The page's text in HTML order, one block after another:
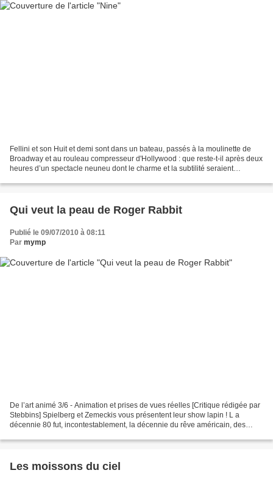
Fellini et son Huit et demi sont dans un bateau, passés à la moulinette de
Broadway et au rouleau compresseur d'Hollywood : que reste-t-il après deux
heures d’un spectacle neuneu dont le charme et la subtilité seraient
Qui veut la peau de Roger Rabbit
Publié le 09/07/2010 à 08:11
Par mymp
De l’art animé 3/6 - Animation et prises de vues réelles [Critique rédigée par
Stebbins] Spielberg et Zemeckis vous présentent leur show lapin ! L a
décennie 80 fut, incontestablement, la décennie du rêve américain, des
Les moissons du ciel